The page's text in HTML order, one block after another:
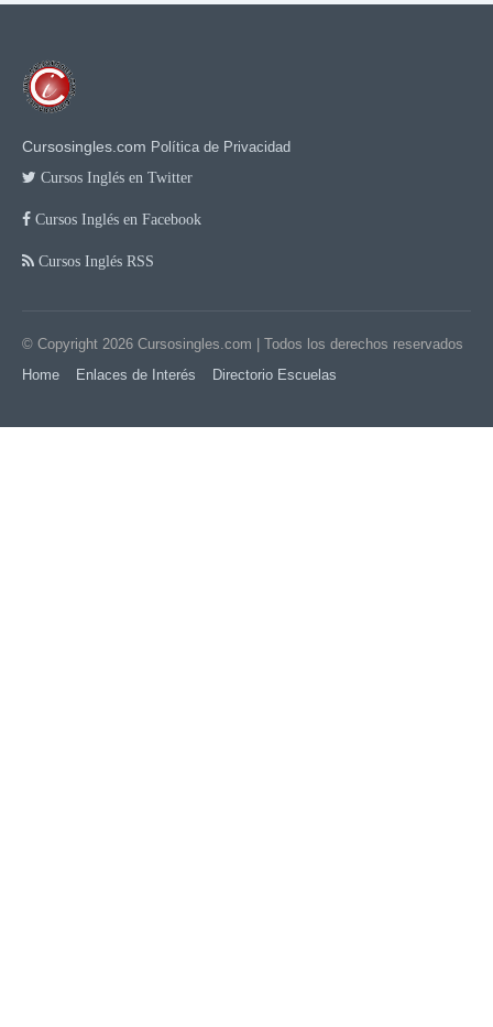
Cursosingles.com Política de Privacidad
Cursos Inglés en Twitter
Cursos Inglés en Facebook
Cursos Inglés RSS
© Copyright 2026 Cursosingles.com | Todos los derechos reservados
Home
Enlaces de Interés Directorio Escuelas